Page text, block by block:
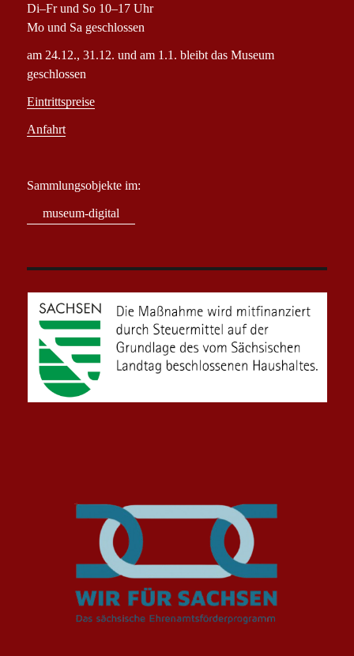
Di–Fr und So 10–17 Uhr
Mo und Sa geschlossen
am 24.12., 31.12. und am 1.1. bleibt das Museum
geschlossen
Eintrittspreise
Anfahrt
Sammlungsobjekte im:
museum-digital